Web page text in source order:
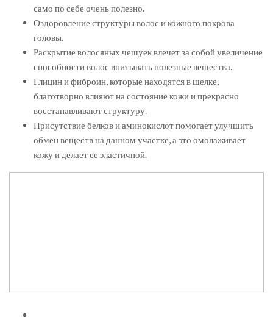
само по себе очень полезно.
Оздоровление структуры волос и кожного покрова
головы.
Раскрытие волосяных чешуек влечет за собой увеличение
способности волос впитывать полезные вещества.
Глицин и фиброин, которые находятся в шелке,
благотворно влияют на состояние кожи и прекрасно
восстанавливают структуру.
Присутствие белков и аминокислот помогает улучшить
обмен веществ на данном участке, а это омолаживает
кожу и делает ее эластичной.